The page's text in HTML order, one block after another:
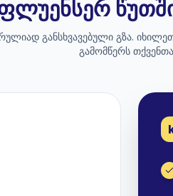
განსხვავებული გზა.
გამომწერს